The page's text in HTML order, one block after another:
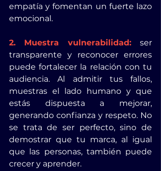
empatía y fomentan un fuerte lazo
emocional.
2. Muestra vulnerabilidad:
ser
transparente y reconocer errores
puede fortalecer la relación con tu
audiencia. Al admitir tus fallos,
muestras el lado humano y que
estás dispuesta a mejorar,
generando confianza y respeto. No
se trata de ser perfecto, sino de
demostrar que tu marca, al igual
que las personas, también puede
crecer y aprender.